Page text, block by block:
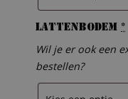
Lattenbodem *
Wil je er ook een
bestellen?